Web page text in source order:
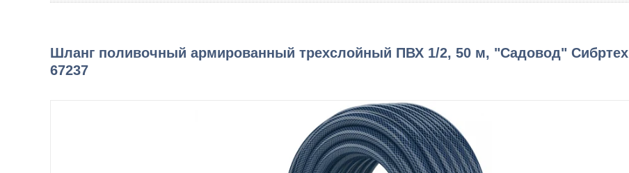
Шланг поливочный армированный трехслойный ПВХ 1/2, 50 м, "Садовод" Сибртех
67237